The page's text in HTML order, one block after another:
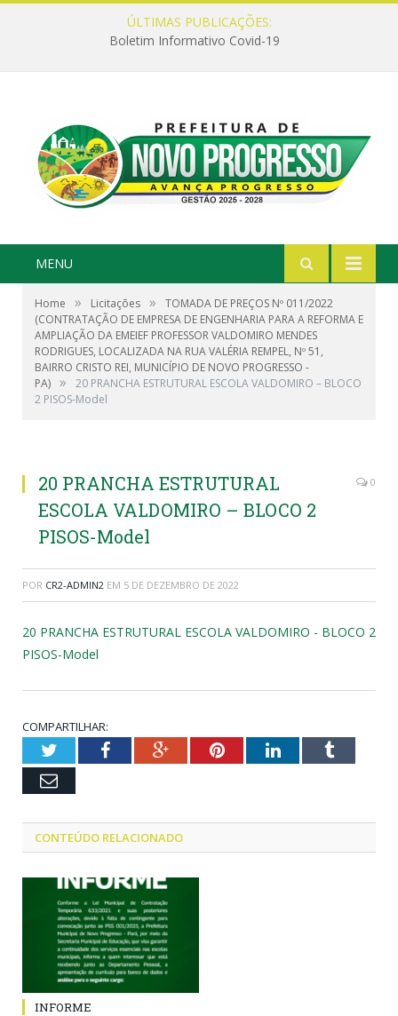
ÚLTIMAS PUBLICAÇÕES:
Boletim Informativo Covid-19
MENU
Home » Licitações »
TOMADA DE PREÇOS Nº 011/2022
(CONTRATAÇÃO DE EMPRESA DE ENGENHARIA PARA A REFORMA E
AMPLIAÇÃO DA EMEIEF PROFESSOR VALDOMIRO MENDES
RODRIGUES, LOCALIZADA NA RUA VALÉRIA REMPEL, Nº 51,
BAIRRO CRISTO REI, MUNICÍPIO DE NOVO PROGRESSO -
PA) »
20 PRANCHA ESTRUTURAL ESCOLA VALDOMIRO – BLOCO
2 PISOS-Model
20 PRANCHA ESTRUTURAL
ESCOLA VALDOMIRO – BLOCO 2
PISOS-Model
0
POR CR2-ADMIN2 EM 5 DE DEZEMBRO DE 2022
20 PRANCHA ESTRUTURAL ESCOLA VALDOMIRO - BLOCO 2
PISOS-Model
COMPARTILHAR:
TwitterFacebookGoogle+PinterestLinkedInTumblr
Email
CONTEÚDO RELACIONADO
INFORME